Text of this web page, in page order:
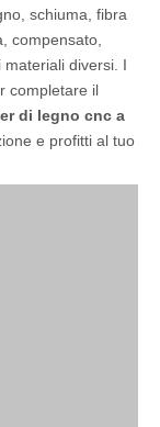
schiuma, fibra
compensato,
diversi. I
completare il
di legno cnc a
e profitti al tuo